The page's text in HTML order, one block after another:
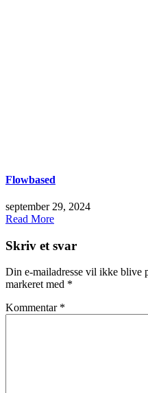
Flowbased
september 29, 2024
Read More
Skriv et svar
Din e-mailadresse vil ikke blive
markeret med *
Kommentar *